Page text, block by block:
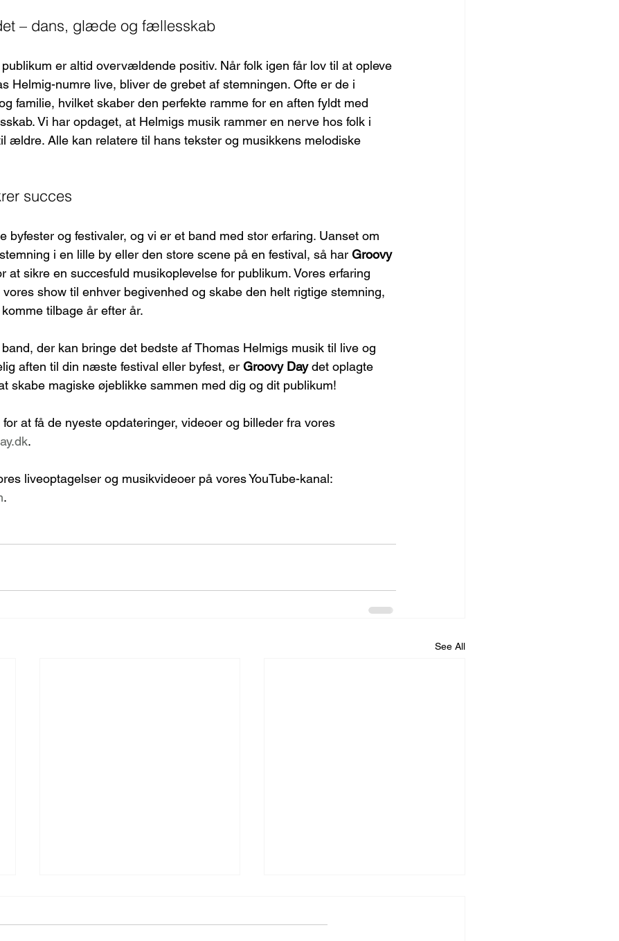
– dans, glæde og fællesskab
er altid overvældende positiv. Når folk igen får lov til at opleve
Helmig-numre live, bliver de grebet af stemningen. Ofte er de i
familie, hvilket skaber den perfekte ramme for en aften fyldt med
Vi har opdaget, at Helmigs musik rammer en nerve hos folk i
ældre. Alle kan relatere til hans tekster og musikkens melodiske
succes
byfester og festivaler, og vi er et band med stor erfaring. Uanset om
i en lille by eller den store scene på en festival, så har Groovy
at sikre en succesfuld musikoplevelse for publikum. Vores erfaring
show til enhver begivenhed og skabe den helt rigtige stemning,
tilbage år efter år.
der kan bringe det bedste af Thomas Helmigs musik til live og
aften til din næste festival eller byfest, er Groovy Day det oplagte
skabe magiske øjeblikke sammen med dig og dit publikum!
at få de nyeste opdateringer, videoer og billeder fra vores
.
liveoptagelser og musikvideoer på vores YouTube-kanal:
.
See All